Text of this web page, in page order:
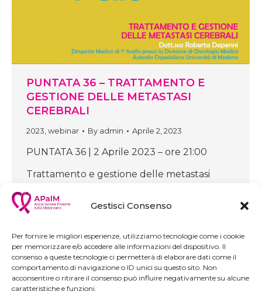
Gestisci Consenso
Per fornire le migliori esperienze, utilizziamo tecnologie come i cookie
per memorizzare e/o accedere alle informazioni del dispositivo. Il
consenso a queste tecnologie ci permetterà di elaborare dati come il
comportamento di navigazione o ID unici su questo sito. Non
acconsentire o ritirare il consenso può influire negativamente su alcune
caratteristiche e funzioni.
PUNTATA 36 – TRATTAMENTO E
GESTIONE DELLE METASTASI
CEREBRALI
2023 webinar By admin Aprile 2, 2023
PUNTATA 36 | 2 Aprile 2023 – ore 21:00
Trattamento e gestione delle metastasi
cerebrali (Ospite: Dott.ssa Roberta Depenni)